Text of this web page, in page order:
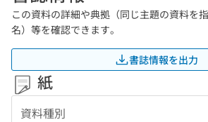
この資料の詳細や典拠（同じ主題の資料を
名）等を確認できます。
書誌情報を出力
紙
資料種別